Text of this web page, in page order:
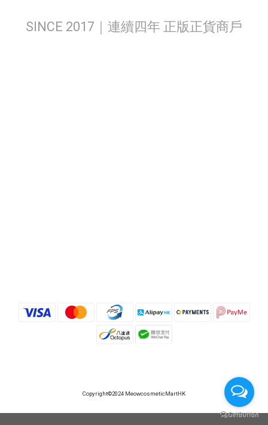
SINCE 2017｜連續四年 正版正貨商戶
Copyright©2024 MeowcosmeticMartHK